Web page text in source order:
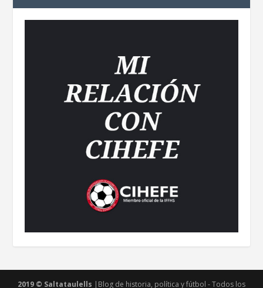
2019 © Saltataulells |Blog de historia, política y fútbol - Todos los